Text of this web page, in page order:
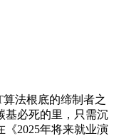
法根底的缔制者之
基必死的里，只需沉
2025年将来就业演